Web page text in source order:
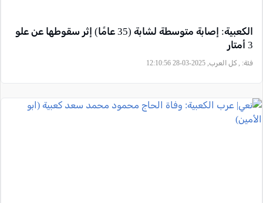
الكعبية: إصابة متوسطة لشابة (35 عامًا) إثر سقوطها عن علو
3 أمتار
فئة: , كل العرب, 2025-03-28 12:10:56